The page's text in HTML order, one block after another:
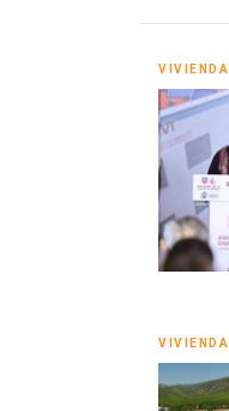
VIVIENDA
VIVIENDA